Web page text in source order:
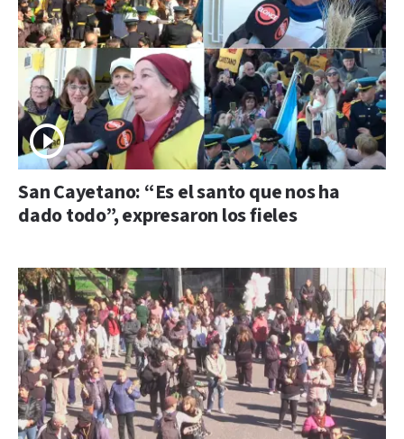
San Cayetano: “Es el santo que nos ha
dado todo”, expresaron los fieles